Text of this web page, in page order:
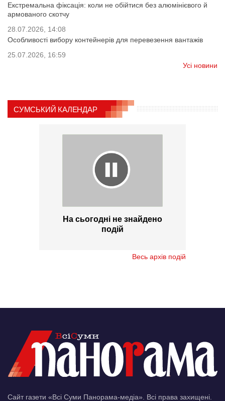
Екстремальна фіксація: коли не обійтися без алюмінієвого й
армованого скотчу
28.07.2026, 14:08
Особливості вибору контейнерів для перевезення вантажів
25.07.2026, 16:59
Усі новини
СУМСЬКИЙ КАЛЕНДАР
На сьогодні не знайдено
подій
Весь архів подій
Сайт газети «Всі Суми Панорама-медіа». Всі права захищені.